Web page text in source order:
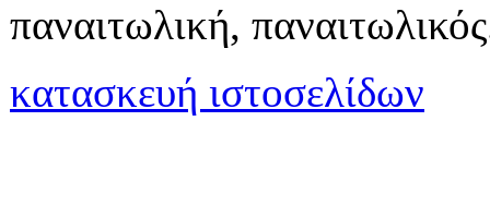
παναιτωλική,
κατασκευή ιστοσελίδων